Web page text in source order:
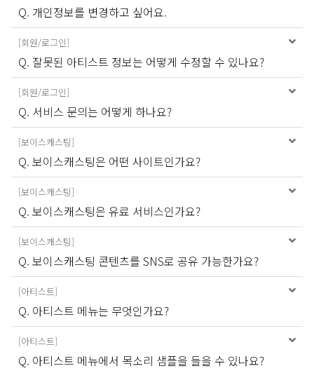
Q. 개인정보를 변경하고 싶어요.
[회원/로그인]
Q. 잘못된 아티스트 정보는 어떻게 수정할 수 있나요?
[회원/로그인]
Q. 서비스 문의는 어떻게 하나요?
[보이스캐스팅]
Q. 보이스캐스팅은 어떤 사이트인가요?
[보이스캐스팅]
Q. 보이스캐스팅은 유료 서비스인가요?
[보이스캐스팅]
Q. 보이스캐스팅 콘텐츠를 SNS로 공유 가능한가요?
[아티스트]
Q. 아티스트 메뉴는 무엇인가요?
[아티스트]
Q. 아티스트 메뉴에서 목소리 샘플을 들을 수 있나요?